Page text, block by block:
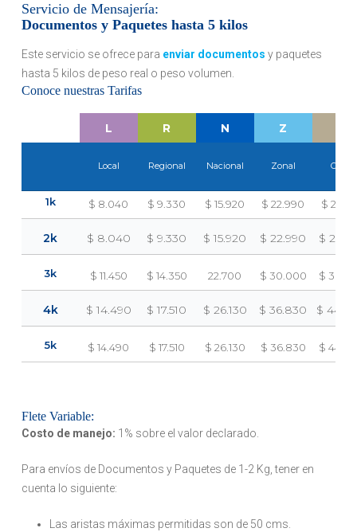
Servicio de Mensajería:
Documentos y Paquetes hasta 5 kilos
Este servicio se ofrece para enviar documentos y paquetes
hasta 5 kilos de peso real o peso volumen.
Conoce nuestras Tarifas
L R N Z
Local Regional Nacional Zonal Otros
1k $ 8.040 $ 9.330 $ 15.920 $ 22.990 $
2k $ 8.040 $ 9.330 $ 15.920 $ 22.990 $
3k $ 11.450 $ 14.350 22.700 $ 30.000 $
4k $ 14.490 $ 17.510 $ 26.130 $ 36.830 $
5k $ 14.490 $ 17.510 $ 26.130 $ 36.830 $
Flete Variable:
Costo de manejo: 1% sobre el valor declarado.
Para envíos de Documentos y Paquetes de 1-2 Kg, tener en
cuenta lo siguiente:
Las aristas máximas permitidas son de 50 cms.